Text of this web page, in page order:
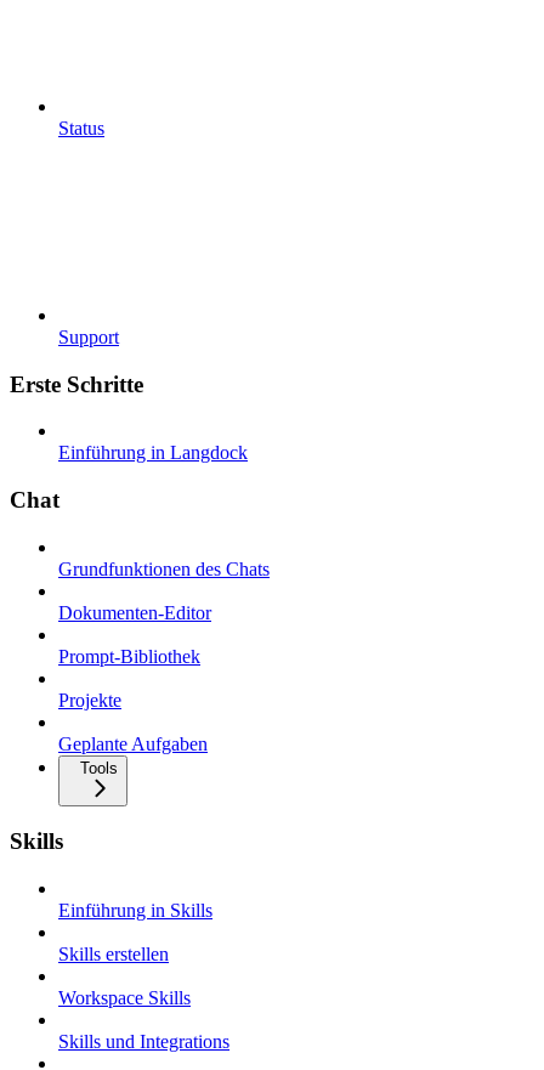
Status
Support
Erste Schritte
Einführung in Langdock
Chat
Grundfunktionen des Chats
Dokumenten-Editor
Prompt-Bibliothek
Projekte
Geplante Aufgaben
Tools
Skills
Einführung in Skills
Skills erstellen
Workspace Skills
Skills und Integrations